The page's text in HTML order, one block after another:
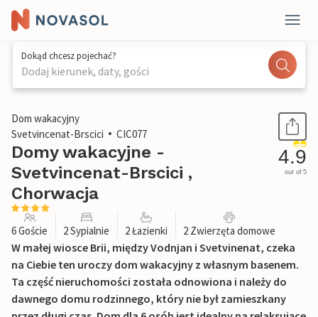
Dokąd chcesz pojechać?
Dodaj kierunek, daty, gości
1 / 41
Dom wakacyjny
Svetvincenat-Brscici
CIC077
Domy wakacyjne -
Svetvincenat-Brscici ,
Chorwacja
4.9
out of 5
6 Goście 2 Sypialnie 2 Łazienki 2 Zwierzęta domowe
W małej wiosce Brii, między Vodnjan i Svetvinenat, czeka
na Ciebie ten uroczy dom wakacyjny z własnym basenem.
Ta część nieruchomości została odnowiona i należy do
dawnego domu rodzinnego, który nie był zamieszkany